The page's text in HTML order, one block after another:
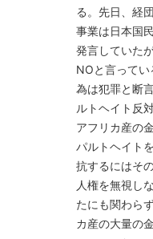
る。先日、経
事業は日本国
発言していた
NOと言って
為は犯罪と断
ルトヘイト反
アフリカ産の
パルトヘイト
抗するにはそ
人権を無視し
たにも関わら
カ産の大量の